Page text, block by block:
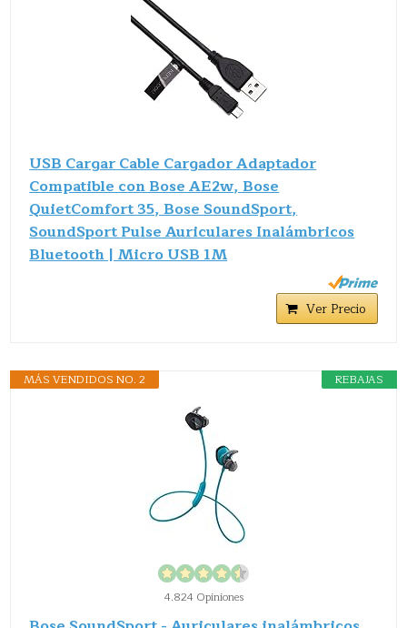
USB Cargar Cable Cargador Adaptador
Compatible con Bose AE2w, Bose
QuietComfort 35, Bose SoundSport,
SoundSport Pulse Auriculares Inalámbricos
Bluetooth | Micro USB 1M
Ver Precio
REBAJAS
MÁS VENDIDOS NO. 2
4.824 Opiniones